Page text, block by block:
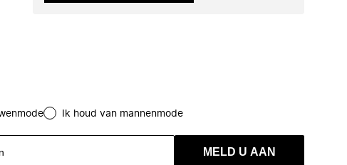
Ik houd van mannenmode
MELD U AAN